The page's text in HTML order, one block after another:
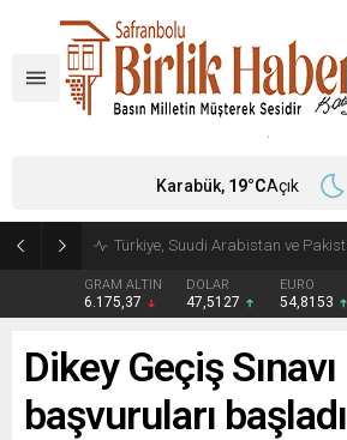
GRAM ALTIN
6.175,37
DOLAR
47,5127
EURO
54,8153
Karabük, 19°CAçık
Dikey Geçiş Sınavı
başvuruları başladı